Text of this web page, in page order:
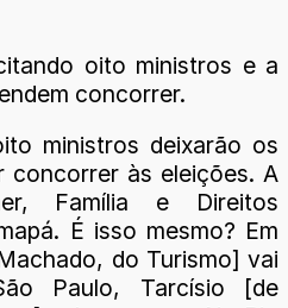
oito ministros e a
concorrer.
ministros deixarão os
concorrer às eleições. A
Família e Direitos
É isso mesmo? Em
do Turismo] vai
Paulo, Tarcísio [de